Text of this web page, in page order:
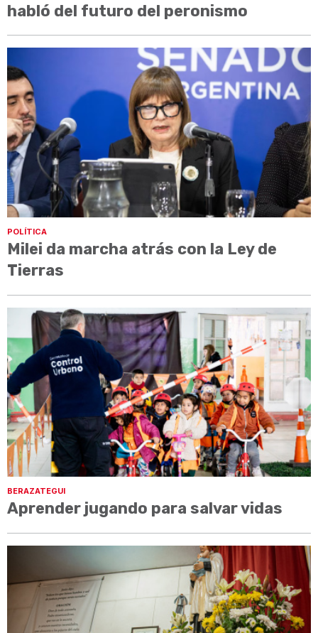
habló del futuro del peronismo
POLÍTICA
Milei da marcha atrás con la Ley de
Tierras
BERAZATEGUI
Aprender jugando para salvar vidas